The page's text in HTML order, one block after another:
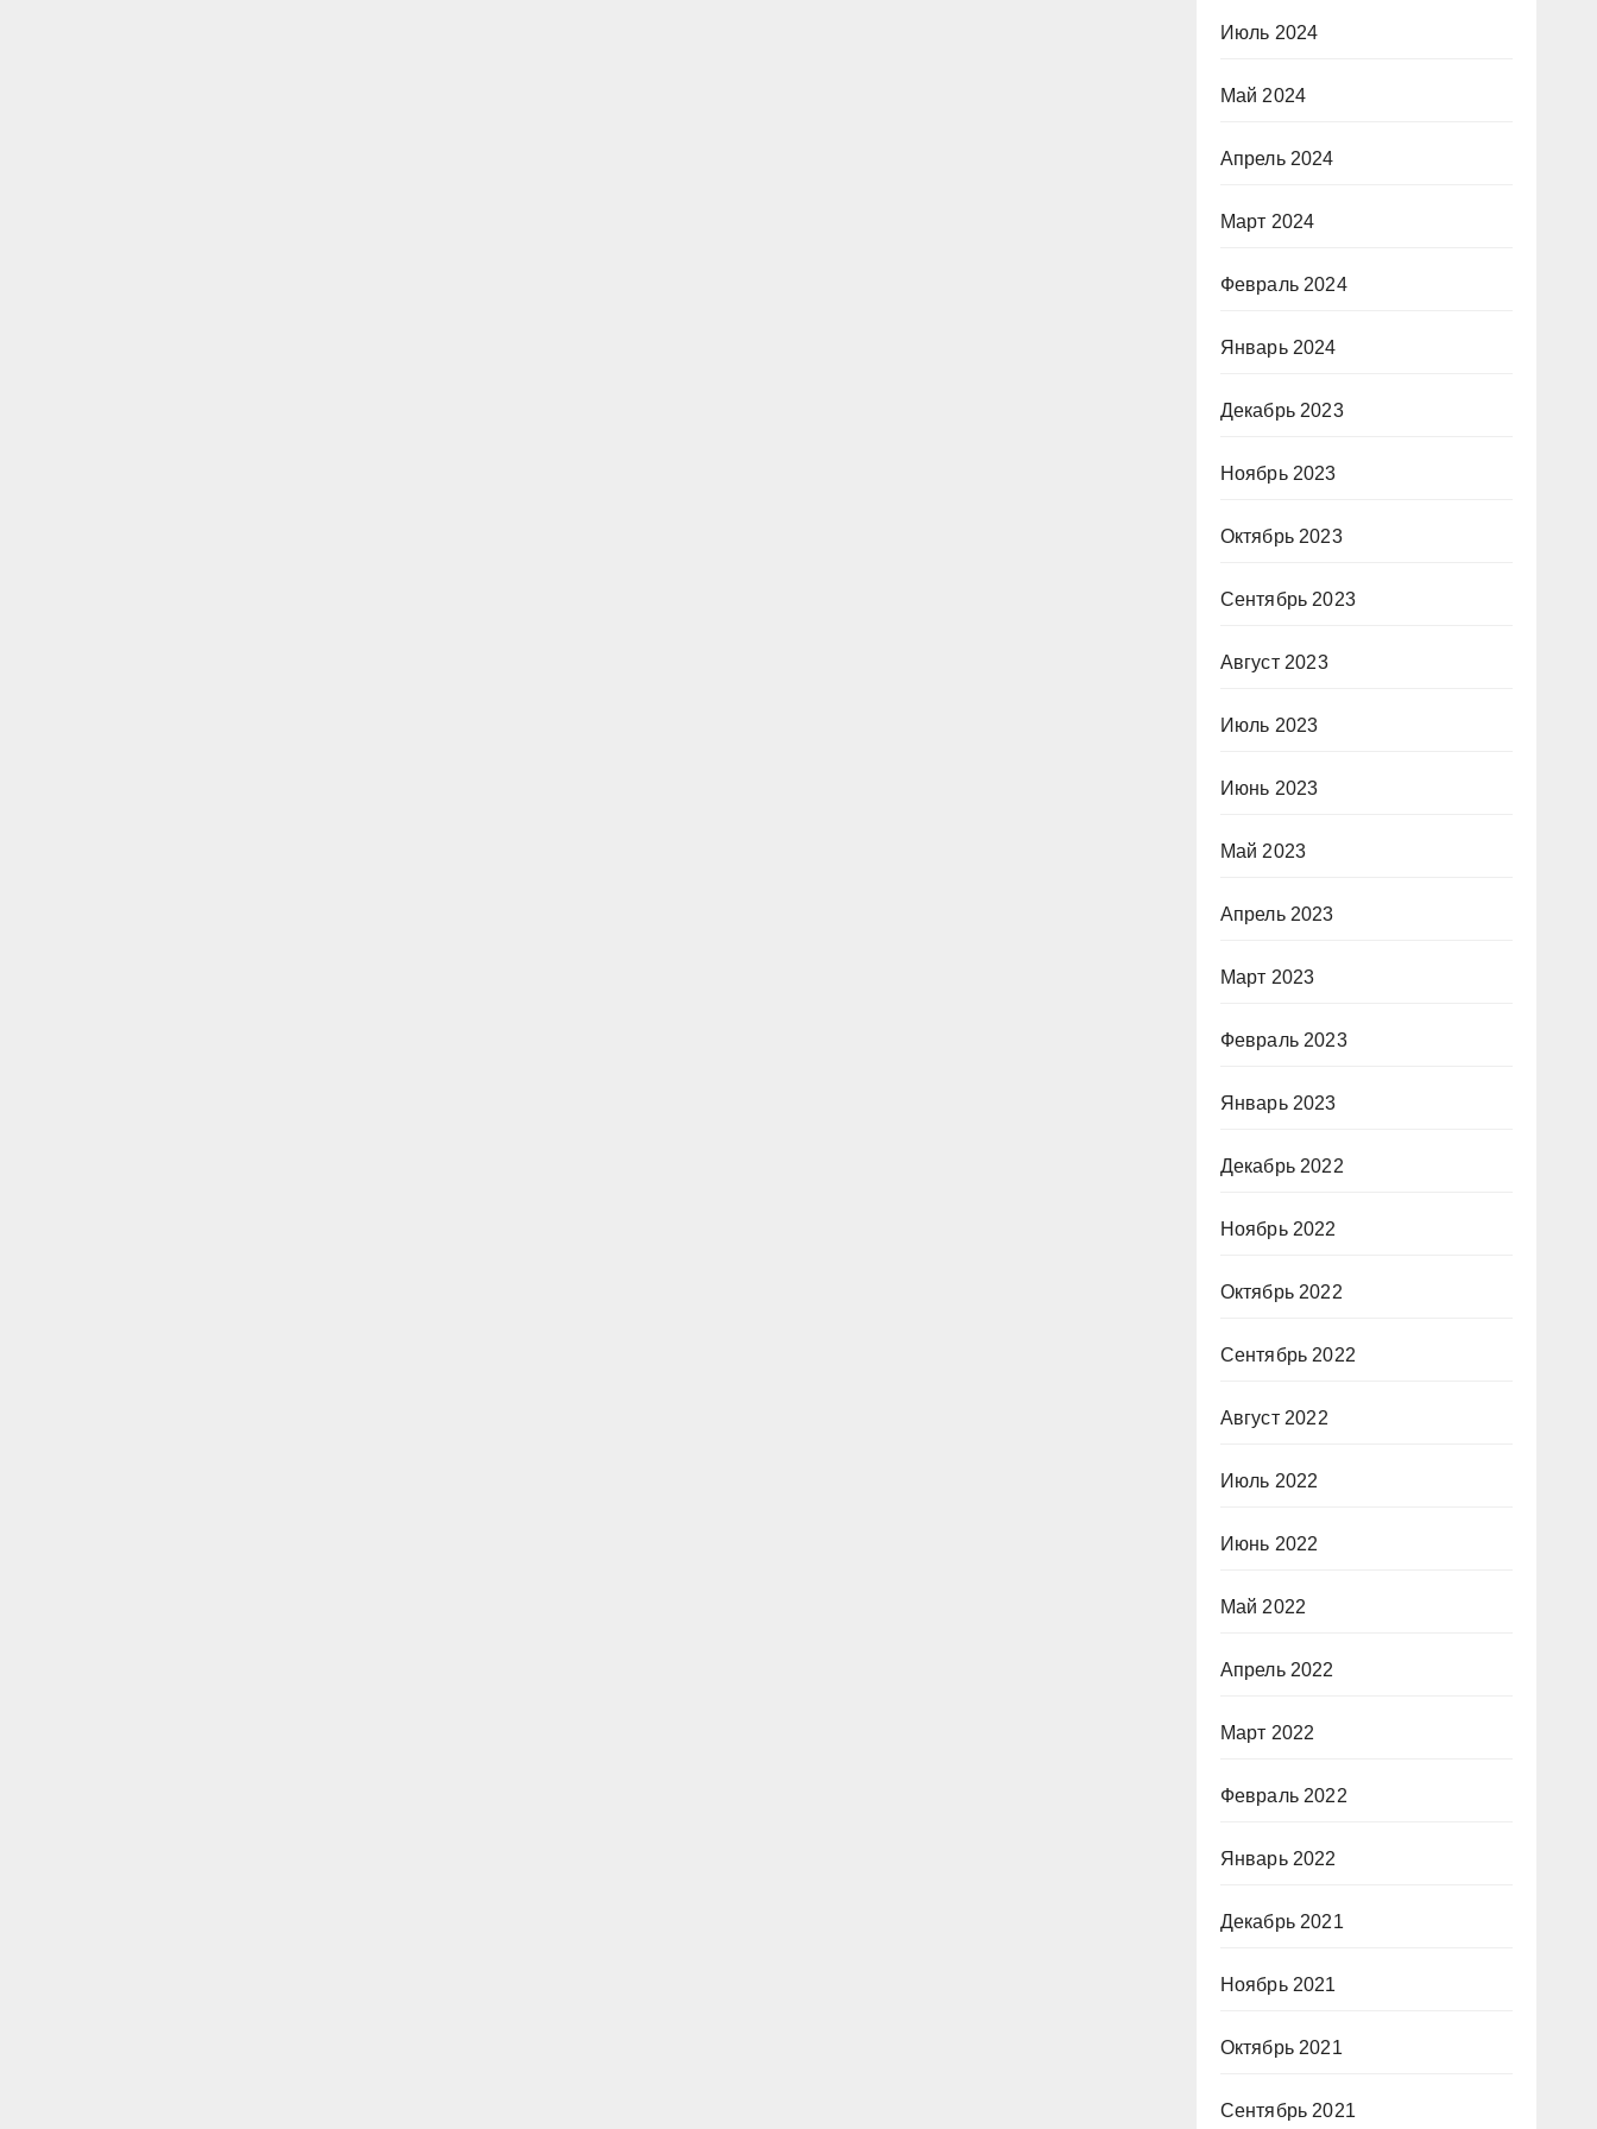
Июль 2024
Май 2024
Апрель 2024
Март 2024
Февраль 2024
Январь 2024
Декабрь 2023
Ноябрь 2023
Октябрь 2023
Сентябрь 2023
Август 2023
Июль 2023
Июнь 2023
Май 2023
Апрель 2023
Март 2023
Февраль 2023
Январь 2023
Декабрь 2022
Ноябрь 2022
Октябрь 2022
Сентябрь 2022
Август 2022
Июль 2022
Июнь 2022
Май 2022
Апрель 2022
Март 2022
Февраль 2022
Январь 2022
Декабрь 2021
Ноябрь 2021
Октябрь 2021
Сентябрь 2021